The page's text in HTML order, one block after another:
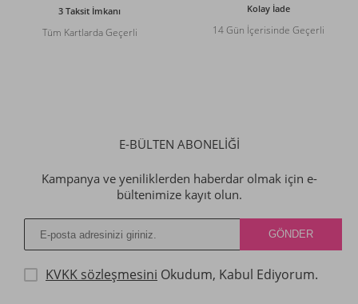
3 Taksit İmkanı
Tüm Kartlarda Geçerli
Kolay İade
14 Gün İçerisinde Geçerli
E-BÜLTEN ABONELİĞİ
Kampanya ve yeniliklerden haberdar olmak için e-
bültenimize kayıt olun.
KVKK sözleşmesini Okudum, Kabul Ediyorum.